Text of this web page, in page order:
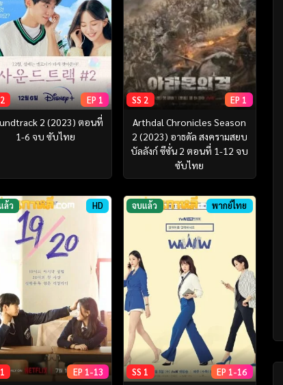
EP 1
2 (2023) ตอนที่
1-6 จบ ซับไทย
SS 2 EP 1
Arthdal Chronicles Season
2 (2023) อาธดัล สงครามสยบ
บัลลังก์ ซีซั่น 2 ตอนที่ 1-12 จบ
ซับไทย
ล้ว HD
EP 1-13
จบแล้ว พากย์ไทย
SS 1 EP 1-16